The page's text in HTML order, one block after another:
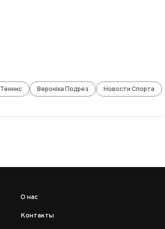
Теннис Вероніка Подрез Новости Спорта
О нас
Контакты